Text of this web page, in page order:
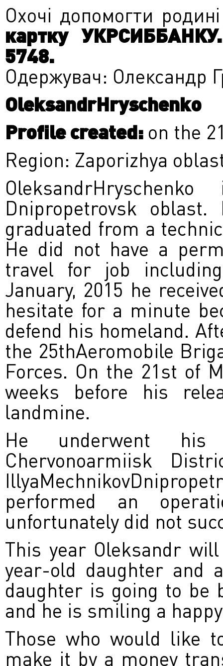
Охочі допомогти
картку
5748.
Одержувач: Олександр
OleksandrHryschenko
Profile created: on the
Region: Zaporizhya
Dnipropetrovsk
graduated from a
He did not have a
travel for job
January, 2015 he
hesitate for a minute
defend his homeland.
the 25thAeromobile
Forces. On the 21st of
weeks before his
landmine.
He underwent
Chervonoarmiisk
performed an
unfortunately did not
This year Oleksandr
year-old daughter and
daughter is going to be
and he is smiling a
Those who would like
make it by a money